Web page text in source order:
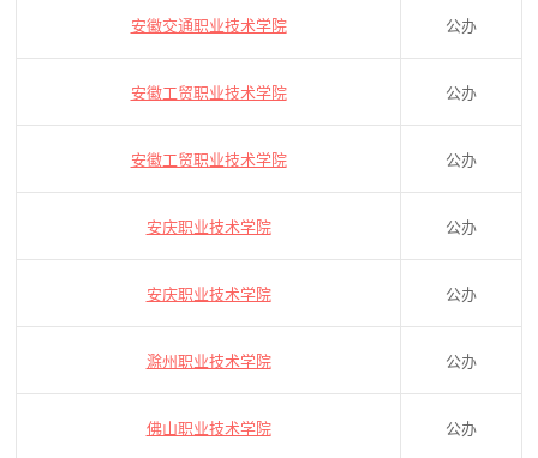
安徽交通职业技术学院 公办
安徽工贸职业技术学院 公办
安徽工贸职业技术学院 公办
安庆职业技术学院 公办
安庆职业技术学院 公办
滁州职业技术学院 公办
佛山职业技术学院 公办